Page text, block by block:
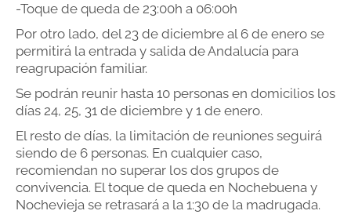
-Toque de queda de 23:00h a 06:00h
Por otro lado, del 23 de diciembre al 6 de enero se
permitirá la entrada y salida de Andalucía para
reagrupación familiar.
Se podrán reunir hasta 10 personas en domicilios los
días 24, 25, 31 de diciembre y 1 de enero.
El resto de días, la limitación de reuniones seguirá
siendo de 6 personas. En cualquier caso,
recomiendan no superar los dos grupos de
convivencia. El toque de queda en Nochebuena y
Nochevieja se retrasará a la 1:30 de la madrugada.